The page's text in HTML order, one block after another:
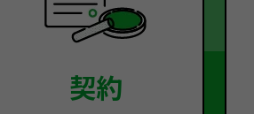
契約